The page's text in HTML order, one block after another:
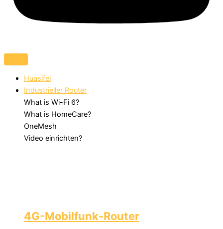
Huasifei
Industrieller Router
What is Wi-Fi 6?
What is HomeCare?
OneMesh
Video einrichten?
4G-Mobilfunk-Router